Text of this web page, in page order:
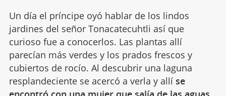
Un día el príncipe oyó hablar de los lindos
jardines del señor Tonacatecuhtli así que
curioso fue a conocerlos. Las plantas allí
parecían más verdes y los prados frescos y
cubiertos de rocío. Al descubrir una laguna
resplandeciente se acercó a verla y allí se